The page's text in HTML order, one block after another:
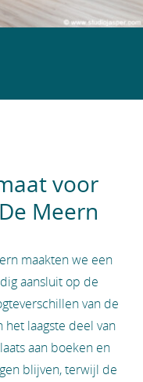
voor
Meern
maakten we een
aansluit op de
van de
laagste deel van
aan boeken en
blijven, terwijl de